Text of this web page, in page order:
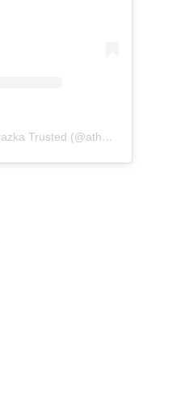
A post shared by Atharrazka Trusted (@atharrazka.agency)